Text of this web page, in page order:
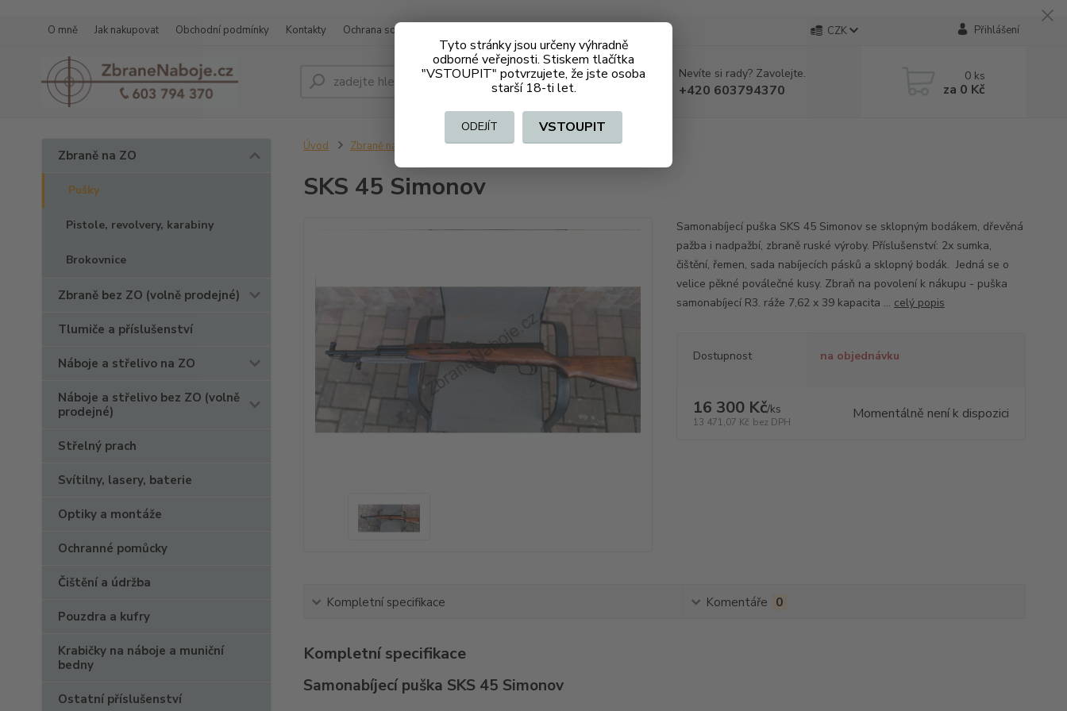
Tyto stránky jsou určeny výhradně
odborné veřejnosti. Stiskem tlačítka
"VSTOUPIT" potvrzujete, že jste osoba
starší 18-ti let.
ODEJÍT VSTOUPIT
O mně Jak nakupovat Obchodní podmínky Kontakty Ochrana soukromí CZK Přihlášení
Hledat Nevíte si rady? Zavolejte.
+420 603794370
0 ks
za 0 Kč
Zbraně na ZO
Pušky
Pistole, revolvery, karabiny
Brokovnice
Zbraně bez ZO (volně prodejné)
Tlumiče a příslušenství
Náboje a střelivo na ZO
Náboje a střelivo bez ZO (volně
prodejné)
Střelný prach
Svítilny, lasery, baterie
Optiky a montáže
Ochranné pomůcky
Čištění a údržba
Pouzdra a kufry
Krabičky na náboje a muniční
bedny
Ostatní příslušenství
Úvod Zbraně na ZO Pušky SKS 45 Simonov
SKS 45 Simonov
Samonabíjecí puška SKS 45 Simonov se sklopným bodákem, dřevěná
pažba i nadpažbí, zbraně ruské výroby. Příslušenství: 2x sumka,
čištění, řemen, sada nabíjecích pásků a sklopný bodák. Jedná se o
velice pěkné poválečné kusy. Zbraň na povolení k nákupu - puška
samonabíjecí R3. ráže 7,62 x 39 kapacita ... celý popis
Dostupnost na objednávku
16 300 Kč/ks
13 471,07 Kč bez DPH Momentálně není k dispozici
Kompletní specifikace Komentáře 0
Kompletní specifikace
Samonabíjecí puška SKS 45 Simonov